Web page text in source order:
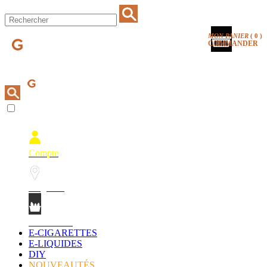
MON PANIER ( 0 )
COMMANDER
Compte
E-CIGARETTES
E-LIQUIDES
DIY
NOUVEAUTÉS